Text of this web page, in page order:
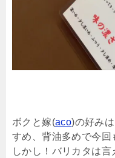
ボクと嫁(aco)の好み
すめ、背油多めで今回
しかし！バリカタは